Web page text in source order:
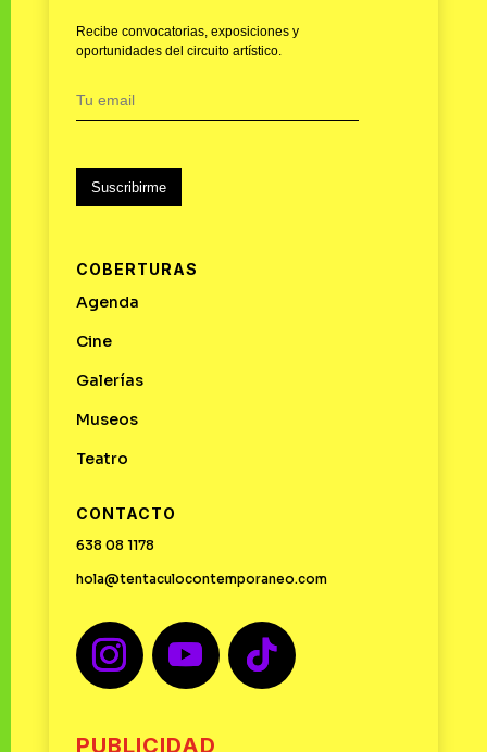
Recibe convocatorias, exposiciones y
oportunidades del circuito artístico.
Suscribirme
COBERTURAS
Agenda
Cine
Galerías
Museos
Teatro
CONTACTO
638 08 1178
hola@tentaculocontemporaneo.com
PUBLICIDAD